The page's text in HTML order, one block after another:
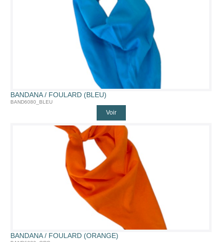
BANDANA / FOULARD (BLEU)
BAND6080_BLEU
Voir
BANDANA / FOULARD (ORANGE)